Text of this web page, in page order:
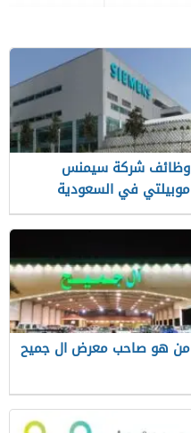
وظائف شركة سيمنس
موبيلتي في السعودية
وطريقة التقديم
من هو صاحب معرض ال جميح